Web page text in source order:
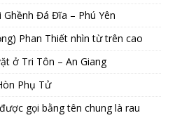
Đá Đĩa – Phú Yên
Phan Thiết nhìn từ trên cao
ở Tri Tôn – An Giang
Phụ Tử
gọi bằng tên chung là rau